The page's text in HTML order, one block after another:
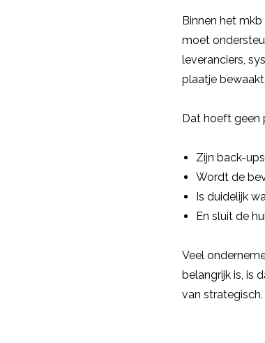
Binnen het
moet
leveranciers,
plaatje bewaakt.
Dat hoeft geen
Zijn back-
Wordt de
Is duidelijk
En sluit de
Veel
belangrijk is, is
van strategisch.